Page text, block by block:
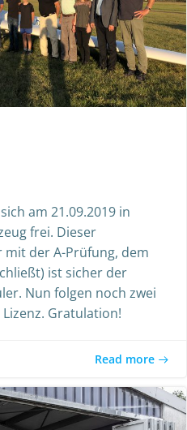
am 21.09.2019 in
frei. Dieser
der A-Prüfung, dem
ist sicher der
Nun folgen noch zwei
Gratulation!
Read more